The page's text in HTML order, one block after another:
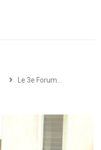
Le 3e Forum…